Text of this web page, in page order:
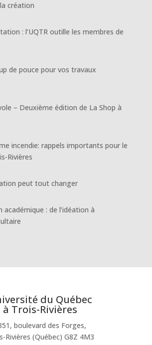
création
: l’UQTR outille les membres de
de pouce pour vos travaux
– Deuxième édition de La Shop à
incendie: rappels importants pour le
Rivières
peut tout changer
: de l’idéation à
du Québec
à Trois-Rivières
boulevard des Forges,
Rivières (Québec) G8Z 4M3